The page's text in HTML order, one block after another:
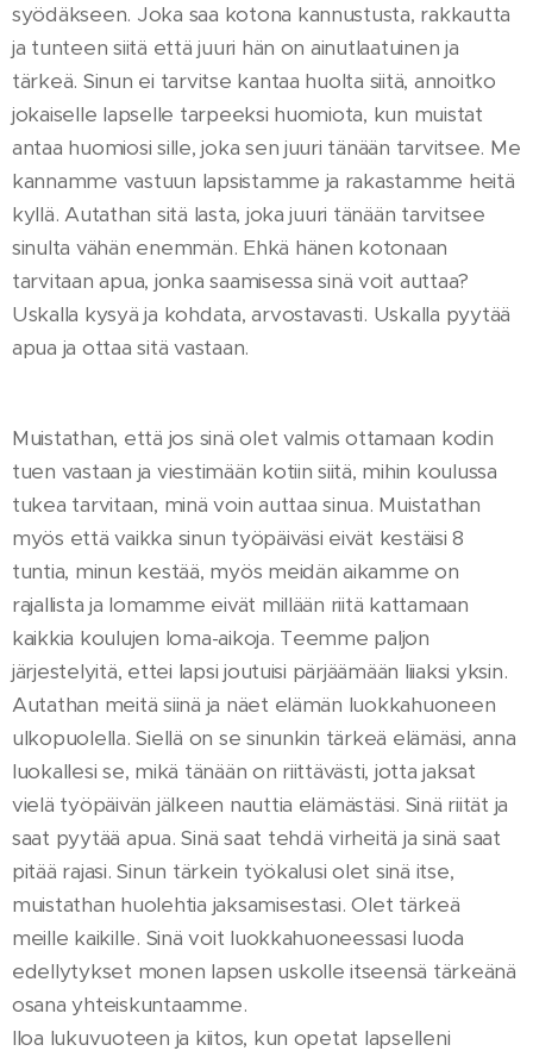
syödäkseen. Joka saa kotona kannustusta, rakkautta
ja tunteen siitä että juuri hän on ainutlaatuinen ja
tärkeä. Sinun ei tarvitse kantaa huolta siitä, annoitko
jokaiselle lapselle tarpeeksi huomiota, kun muistat
antaa huomiosi sille, joka sen juuri tänään tarvitsee. Me
kannamme vastuun lapsistamme ja rakastamme heitä
kyllä. Autathan sitä lasta, joka juuri tänään tarvitsee
sinulta vähän enemmän. Ehkä hänen kotonaan
tarvitaan apua, jonka saamisessa sinä voit auttaa?
Uskalla kysyä ja kohdata, arvostavasti. Uskalla pyytää
apua ja ottaa sitä vastaan.
Muistathan, että jos sinä olet valmis ottamaan kodin
tuen vastaan ja viestimään kotiin siitä, mihin koulussa
tukea tarvitaan, minä voin auttaa sinua. Muistathan
myös että vaikka sinun työpäiväsi eivät kestäisi 8
tuntia, minun kestää, myös meidän aikamme on
rajallista ja lomamme eivät millään riitä kattamaan
kaikkia koulujen loma-aikoja. Teemme paljon
järjestelyitä, ettei lapsi joutuisi pärjäämään liiaksi yksin.
Autathan meitä siinä ja näet elämän luokkahuoneen
ulkopuolella. Siellä on se sinunkin tärkeä elämäsi, anna
luokallesi se, mikä tänään on riittävästi, jotta jaksat
vielä työpäivän jälkeen nauttia elämästäsi. Sinä riität ja
saat pyytää apua. Sinä saat tehdä virheitä ja sinä saat
pitää rajasi. Sinun tärkein työkalusi olet sinä itse,
muistathan huolehtia jaksamisestasi. Olet tärkeä
meille kaikille. Sinä voit luokkahuoneessasi luoda
edellytykset monen lapsen uskolle itseensä tärkeänä
osana yhteiskuntaamme.
Iloa lukuvuoteen ja kiitos, kun opetat lapselleni